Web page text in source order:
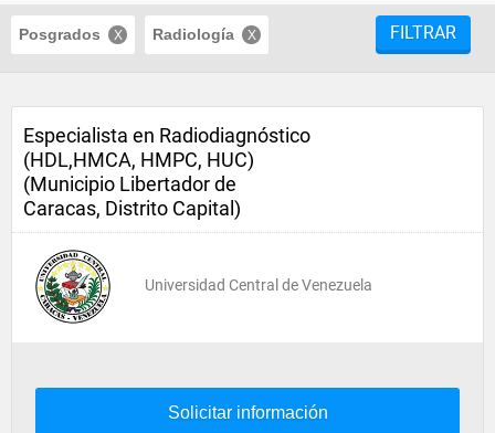
Posgrados Radiología FILTRAR
Especialista en Radiodiagnóstico
(HDL,HMCA, HMPC, HUC)
(Municipio Libertador de
Caracas, Distrito Capital)
Universidad Central de Venezuela
Solicitar información